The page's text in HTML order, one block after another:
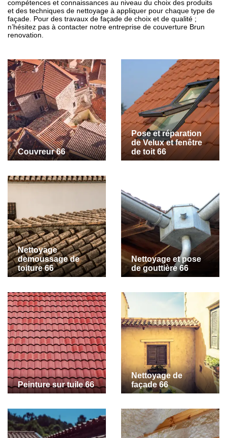
compétences et connaissances au niveau du choix des produits
et des techniques de nettoyage à appliquer pour chaque type de
façade. Pour des travaux de façade de choix et de qualité ;
n’hésitez pas à contacter notre entreprise de couverture Brun
renovation.
Couvreur 66
Pose et réparation
de Velux et fenêtre
de toit 66
Nettoyage
demoussage de
toiture 66
Nettoyage et pose
de gouttière 66
Peinture sur tuile 66
Nettoyage de
façade 66